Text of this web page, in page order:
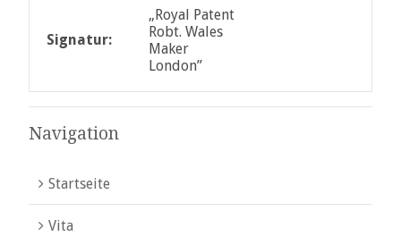
Signatur:
„Royal Patent
Robt. Wales
Maker
London”
Navigation
Startseite
Vita